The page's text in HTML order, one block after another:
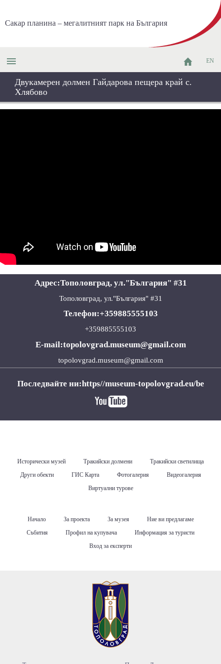
Сакар планина – мегалитният парк на България
EN
Двукамерен долмен Гайдарова пещера край с.
Хлябово
Адрес:Тополовград, ул."България" #31
Тополовград, ул."България" #31
Телефон:+359885555103
+359885555103
E-mail:topolovgrad.museum@gmail.com
topolovgrad.museum@gmail.com
Последвайте ни:https//museum-topolovgrad.eu/be
Исторически музей Тракийски долмени
Тракийски светилища
Други обекти
ГИС Карта Фотогалерия
Видеогалерия
Виртуални турове
Начало За проекта За музея
Ние ви предлагаме
Събития
Профил на купувача
Информация за туристи
Вход за експерти